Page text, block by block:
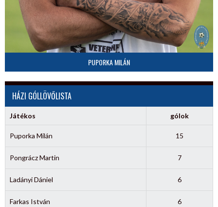
PUPORKA MILÁN
HÁZI GÓLLÖVŐLISTA
Játékos gólok
Puporka Milán 15
Pongrácz Martin 7
Ladányi Dániel 6
Farkas István 6